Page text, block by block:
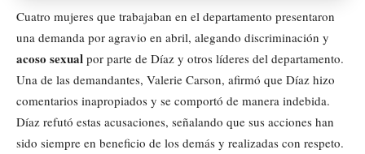
Cuatro mujeres que trabajaban en el departamento presentaron
una demanda por agravio en abril, alegando discriminación y
acoso sexual por parte de Díaz y otros líderes del departamento.
Una de las demandantes, Valerie Carson, afirmó que Díaz hizo
comentarios inapropiados y se comportó de manera indebida.
Díaz refutó estas acusaciones, señalando que sus acciones han
sido siempre en beneficio de los demás y realizadas con respeto.